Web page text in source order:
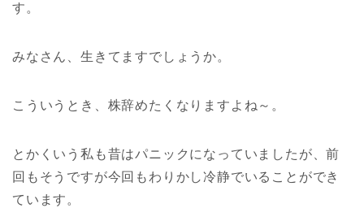
す。
みなさん、生きてますでしょうか。
こういうとき、株辞めたくなりますよね～。
とかくいう私も昔はパニックになっていましたが、前
回もそうですが今回もわりかし冷静でいることができ
ています。